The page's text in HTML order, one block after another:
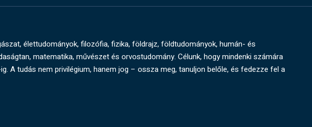
élettudományok, filozófia, fizika, földrajz, földtudományok, humán- és
matematika, művészet és orvostudomány. Célunk, hogy mindenki számára
A tudás nem privilégium, hanem jog – ossza meg, tanuljon belőle, és fedezze fel a